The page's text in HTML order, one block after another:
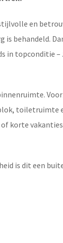
en
is behandeld.
in topconditie –
toiletruimte
korte
is dit een